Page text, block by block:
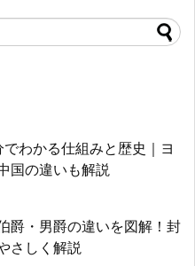
わかる仕組みと歴史｜ヨ
国の違いも解説
爵・男爵の違いを図解！封
さしく解説